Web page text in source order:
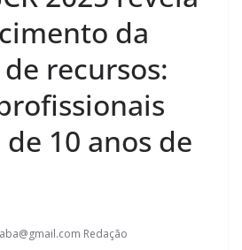
da
recursos:
10 anos de
Redação